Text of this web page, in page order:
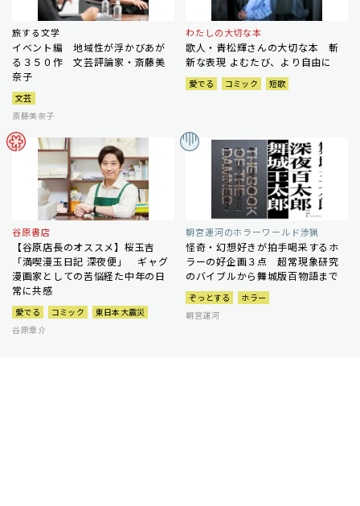
旅する文学
イベント編 地域性が浮かびあが
る３５０作 文芸評論家・斎藤美
奈子
文芸
斎藤美奈子
わたしの大切な本
歌人・青松輝さんの大切な本 斬
新な表現 よむたび、より自由に
愛でる コミック 短歌
谷原書店
【谷原店長のオススメ】桜玉吉
「満喫漫玉日記 深夜便」 ギャグ
漫画家としての苦悩経た中年の日
常に共感
愛でる コミック
東日本大震災
谷原章介
朝宮運河のホラーワールド渉猟
怪奇・幻想好きが拍手喝采するホ
ラーの好企画３点 超常現象研究
のバイブルから舞城版百物語まで
ぞっとする
ホラー
朝宮運河